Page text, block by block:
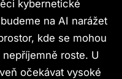
kybernetické
na AI narážet
kde se mohou
roste. U
očekávat vysoké